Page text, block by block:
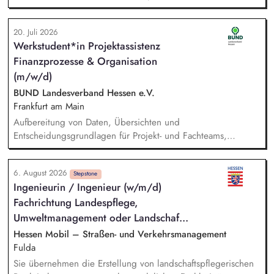
per E-Mail sowie bei persönlichen Gesprächen. Strategische
Weiterentwicklung des Erbschaftsfundraisings und der Donor
Journeys – von der Lead-Akquise über Stewardship bis hin
zur individuellen Förder:innen-Kommunikation. Systematische
Planung, Steuerung und Umsetzung von Werbemaßnahmen,
Nachlass-Mailings oder Telefonie-Aktionen sowie die
Durchführung von analogen und digitalen Veranstaltungen.
20. Juli 2026
Werkstudent*in Projektassistenz
Finanzprozesse & Organisation
(m/w/d)
BUND Landesverband Hessen e.V.
Frankfurt am Main
Aufbereitung von Daten, Übersichten und
Entscheidungsgrundlagen für Projekt- und Fachteams,
Mitarbeit an organisatorischen Konzepten, Abläufen und
Arbeitsdokumenten, Unterstützung im Projektmanagement (z.
B. Protokolle, Aufgabenverfolgung, Terminvorbereitung),
Recherchen zu organisatorischen und finanzbezogenen
Fragestellungen, Pflege und Strukturierung von Projekt- und
Organisationsdokumentationen, allgemeine unterstützende
Tätigkeiten im Bereich Finanzverwaltung und Organisation.
6. August 2026 Stepstone
Ingenieurin / Ingenieur (w/m/d)
Fachrichtung Landespflege,
Umweltmanagement oder Landschaf...
Hessen Mobil – Straßen- und Verkehrsmanagement
Fulda
Sie übernehmen die Erstellung von landschaftspflegerischen